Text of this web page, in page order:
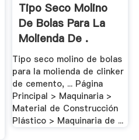
Tipo Seco Molino
De Bolas Para La
Molienda De .
Tipo seco molino de bolas
para la molienda de clinker
de cemento, ... Página
Principal > Maquinaria >
Material de Construcción
Plástico > Maquinaria de ...